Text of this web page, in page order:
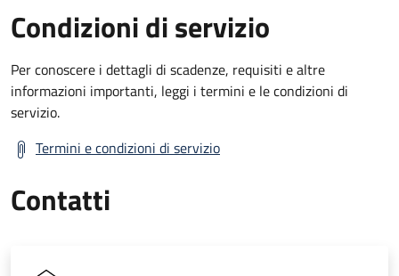
Condizioni di servizio
Per conoscere i dettagli di scadenze, requisiti e altre
informazioni importanti, leggi i termini e le condizioni di
servizio.
Termini e condizioni di servizio
Contatti